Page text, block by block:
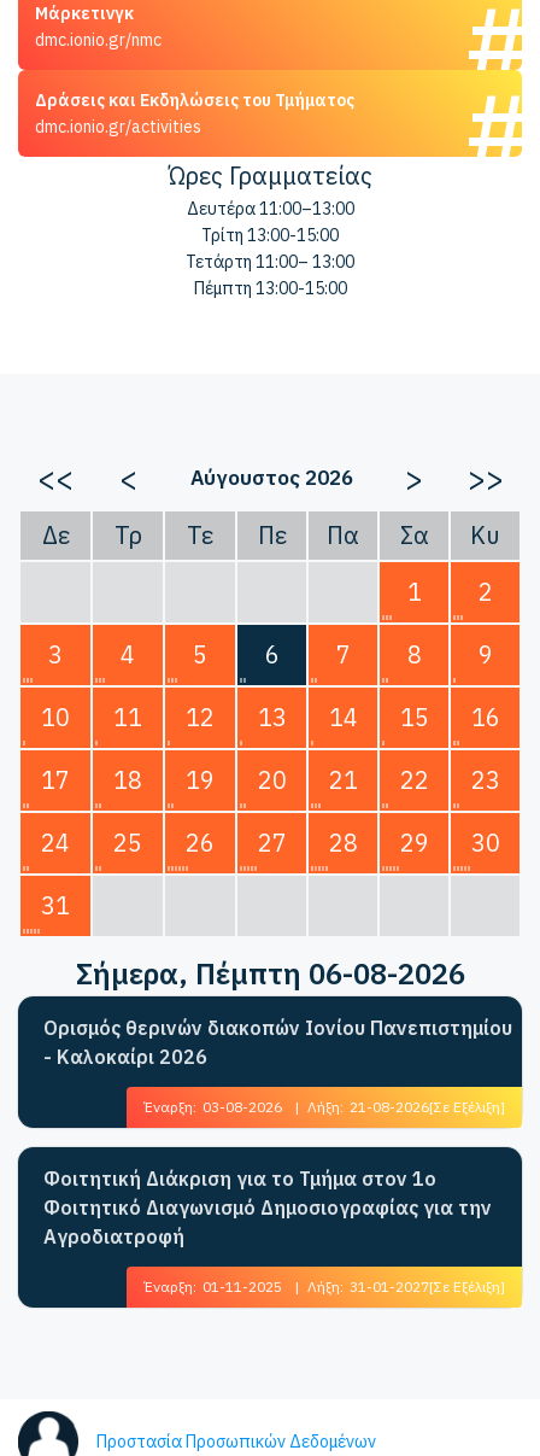
Μάρκετινγκ
dmc.ionio.gr/nmc
Δράσεις και Εκδηλώσεις του Τμήματος
dmc.ionio.gr/activities
Ώρες Γραμματείας
Δευτέρα 11:00–13:00
Τρίτη 13:00-15:00
Τετάρτη 11:00– 13:00
Πέμπτη 13:00-15:00
<< < Αύγουστος 2026 > >>
Δε Τρ Τε Πε Πα Σα
Κυ
1
2
3
4 5 6 7 8
9
10
11 12 13 14 15
16
17
18 19 20 21 22
23
24
25 26 27 28 29
30
31
Σήμερα, Πέμπτη 06-08-2026
Ορισμός θερινών διακοπών Ιονίου Πανεπιστημίου
- Καλοκαίρι 2026
Έναρξη: 03-08-2026 | Λήξη: 21-08-2026[Σε Εξέλιξη]
Φοιτητική Διάκριση για το Τμήμα στον 1ο
Φοιτητικό Διαγωνισμό Δημοσιογραφίας για την
Αγροδιατροφή
Έναρξη: 01-11-2025 | Λήξη: 31-01-2027[Σε Εξέλιξη]
Προστασία Προσωπικών Δεδομένων